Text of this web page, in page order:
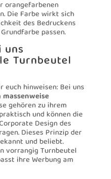
orangefarbenen
Die Farbe wirkt sich
des Bedruckens
passen.
uns
Turnbeutel
hinweisen: Bei uns
gehören zu ihrem
und können die
Design des
Dieses Prinzip der
und beliebt.
vorrangig Turnbeutel
ihre Werbung am